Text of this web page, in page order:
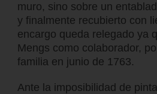
muro, sino sobre un
y finalmente recubierto con
encargo queda relegado ya
Mengs como colaborador,
familia en junio de 1763.
Ante la imposibilidad de